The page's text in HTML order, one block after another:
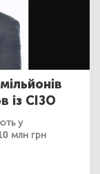
із СІЗО
у
млн грн